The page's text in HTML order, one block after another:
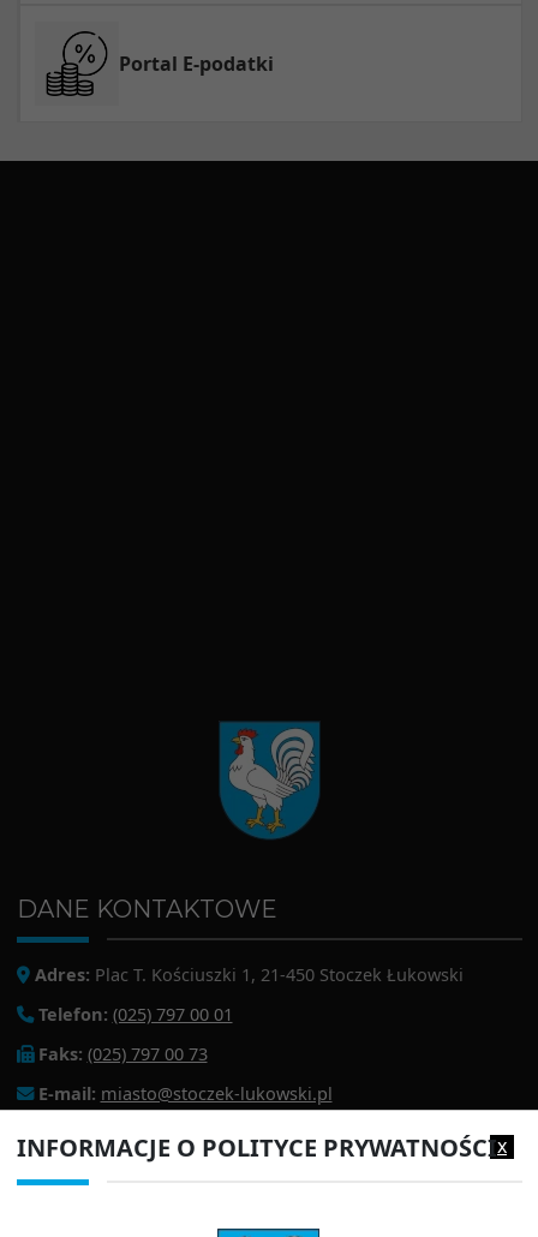
Portal E-podatki
DANE KONTAKTOWE
Adres: Plac T. Kościuszki 1, 21-450 Stoczek Łukowski
Telefon: (025) 797 00 01
Faks: (025) 797 00 73
E-mail: miasto@stoczek-lukowski.pl
x
INFORMACJE O POLITYCE PRYWATNOŚCI